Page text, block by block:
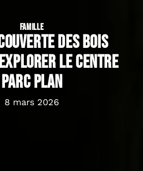
FAMILLE
des bois
le centre
parc plan
8 mars 2026